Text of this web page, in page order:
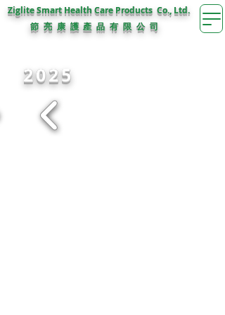
Ziglite Smart Health Care Products Co., Ltd.
節 亮 康 護產 品 有 限 公 司
2025